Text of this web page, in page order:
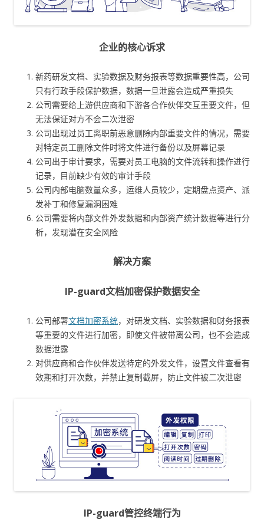
企业的核心诉求
新药研发文档、实验数据及财务报表等数据重要性高，公司
只有行政手段保护数据，数据一旦泄露会造成严重损失
公司需要给上游供应商和下游各合作伙伴交互重要文件，但
无法保证对方不会二次泄密
公司出现过员工离职前恶意删除内部重要文件的情况，需要
对特定员工删除文件时将文件进行备份以及屏幕记录
公司出于审计要求，需要对员工电脑的文件流转和操作进行
记录，目前缺少有效的审计手段
公司内部电脑数量众多，运维人员较少，定期盘点资产、派
发补丁和修复漏洞困难
公司需要将内部文件外发数据和内部资产统计数据等进行分
析，发现潜在安全风险
解决方案
IP-guard文档加密保护数据安全
公司部署文档加密系统，对研发文档、实验数据和财务报表
等重要的文件进行加密，即使文件被带离公司，也不会造成
数据泄露
对供应商和合作伙伴发送特定的外发文件，设置文件查看有
效期和打开次数，并禁止复制截屏，防止文件被二次泄密
IP-guard管控终端行为